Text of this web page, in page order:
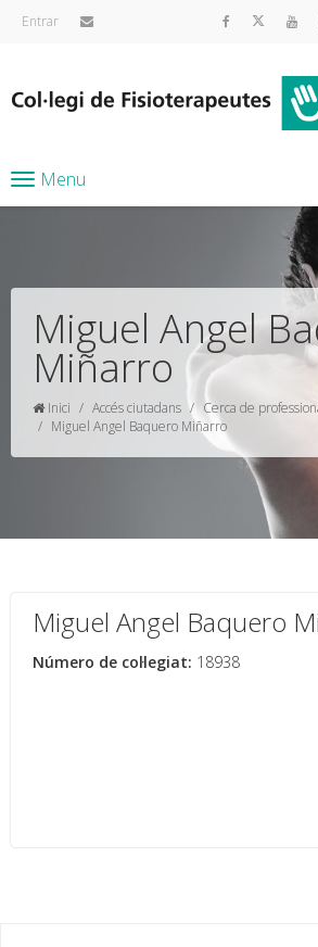
Entrar
Menu
Miguel Angel
Miñarro
Inici Accés ciutadans
Cerca de
Miguel Angel Baquero Miñarro
Miguel Angel Baquero
Número de col·legiat: 18938